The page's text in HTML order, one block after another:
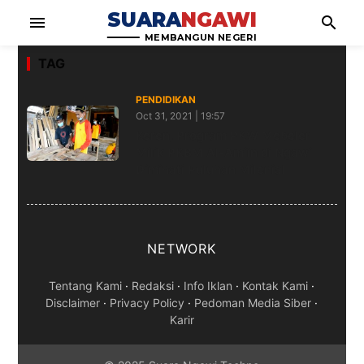
menu SUARANGAWI
MEMBANGUN NEGERI
search
TAG
PENDIDIKAN
Oct 31, 2021 | 19:57
NETWORK
Tentang Kami · Redaksi · Info Iklan · Kontak Kami ·
Disclaimer · Privacy Policy · Pedoman Media Siber ·
Karir